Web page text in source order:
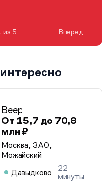
из 5 Вперед
Веер
От 15,7 до 70,8
млн ₽
Москва, ЗАО,
Можайский
Давыдково
22
минуты